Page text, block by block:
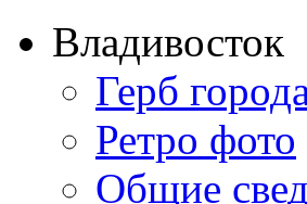
Владивосток
Герб
Ретро фото
Общие